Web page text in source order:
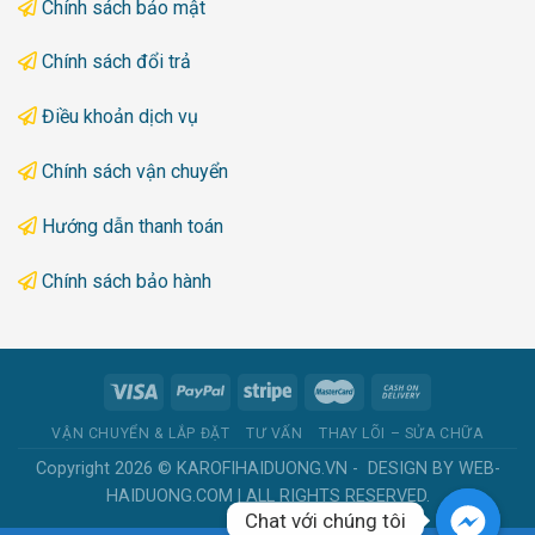
Chính sách bảo mật
Chính sách đổi trả
Điều khoản dịch vụ
Chính sách vận chuyển
Hướng dẫn thanh toán
Chính sách bảo hành
VẬN CHUYỂN & LẮP ĐẶT TƯ VẤN THAY LÕI – SỬA CHỮA
Copyright 2026 © KAROFIHAIDUONG.VN - DESIGN BY WEB-
HAIDUONG.COM |ALL RIGHTS RESERVED.